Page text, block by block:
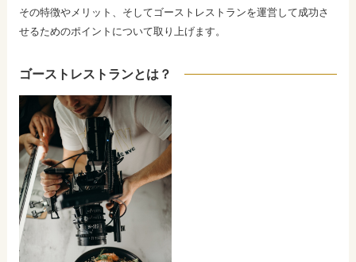
その特徴やメリット、そしてゴーストレストランを運営して成功さ
せるためのポイントについて取り上げます。
ゴーストレストランとは？